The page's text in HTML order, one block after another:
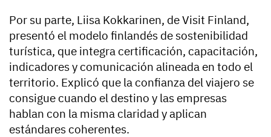
Por su parte, Liisa Kokkarinen, de Visit Finland,
presentó el modelo finlandés de sostenibilidad
turística, que integra certificación, capacitación,
indicadores y comunicación alineada en todo el
territorio. Explicó que la confianza del viajero se
consigue cuando el destino y las empresas
hablan con la misma claridad y aplican
estándares coherentes.